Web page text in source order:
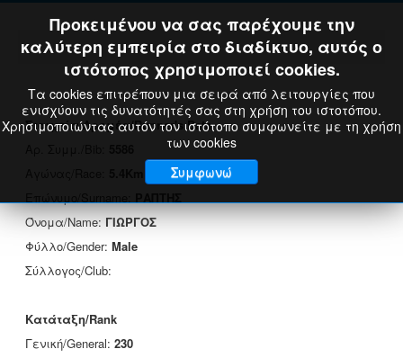
Στοιχεία Δρομέα/Runner's Data
Όνομα/Name:ΓΙΩΡΓΟΣ
Φύλλο/Gender: Male
Σύλλογος/Club:
Κατάταξη/Rank
Γενική/General: 230
Προκειμένου να σας παρέχουμε την
καλύτερη εμπειρία στο διαδίκτυο, αυτός ο
ιστότοπος χρησιμοποιεί cookies.
Τα cookies επιτρέπουν μια σειρά από λειτουργίες που
ενισχύουν τις δυνατότητές σας στη χρήση του ιστοτόπου.
Χρησιμοποιώντας αυτόν τον ιστότοπο συμφωνείτε με τη χρήση
των cookies
Συμφωνώ